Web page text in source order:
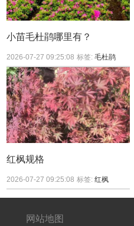
小苗毛杜鹃哪里有？
2026-07-27 09:25:08 标签:毛杜鹃
红枫规格
2026-07-27 09:25:08 标签:红枫
网站地图